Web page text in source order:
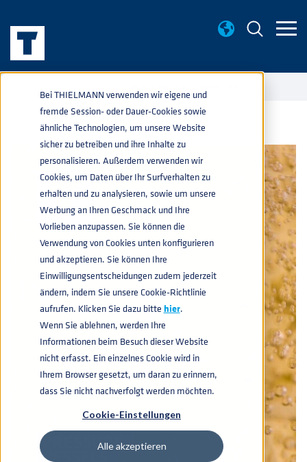
Bei THIELMANN verwenden wir eigene und
fremde Session- oder Dauer-Cookies sowie
ähnliche Technologien, um unsere Website
sicher zu betreiben und ihre Inhalte zu
personalisieren. Außerdem verwenden wir
Cookies, um Daten über Ihr Surfverhalten zu
erhalten und zu analysieren, sowie um unsere
Werbung an Ihren Geschmack und Ihre
Vorlieben anzupassen. Sie können die
Verwendung von Cookies unten konfigurieren
und akzeptieren. Sie können Ihre
Einwilligungsentscheidungen zudem jederzeit
ändern, indem Sie unsere Cookie-Richtlinie
aufrufen. Klicken Sie dazu bitte hier.
Wenn Sie ablehnen, werden Ihre
Informationen beim Besuch dieser Website
nicht erfasst. Ein einzelnes Cookie wird in
Ihrem Browser gesetzt, um daran zu erinnern,
dass Sie nicht nachverfolgt werden möchten.
Cookie-Einstellungen
Alle akzeptieren